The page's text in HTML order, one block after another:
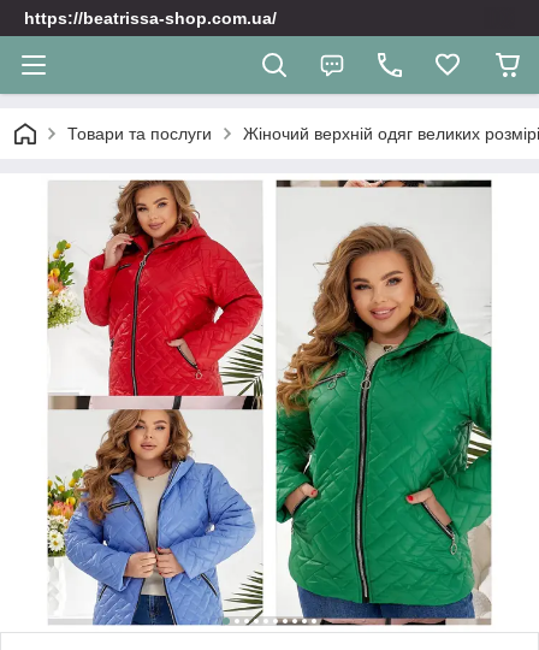
https://beatrissa-shop.com.ua/
Товари та послуги Жіночий верхній одяг великих